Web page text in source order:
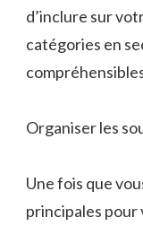
d’inclure sur
catégories en
Organiser les
Une fois que
principales